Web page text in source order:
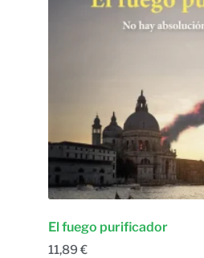
El fuego purificador
11,89 €